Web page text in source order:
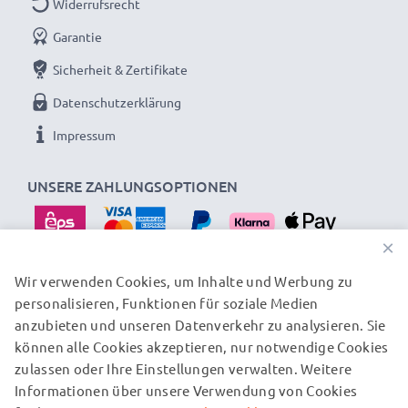
✕für Steckdosen außerhalb der EU-Norm wird ein
zusätzlicher Netzadapter benötigt
Den Akku schonend laden für eine lange Akku-
Lebensdauer: das hochwertige Aufladekabel lädt
Smartphoneladegerät / AC Power Adapter:
Ausgangsspannung / Output Volt: 5V Lader
Ausgangsstrom / Output Ampere : 1A / 1000mA
Leistung / Power Watt: 5W
Stromanschluss:Micro USB Stromstecker
Anschlusskabel:1.1m Netzkabel
UNSERE ZAHLUNGSOPTIONEN
Widerrufsrecht
Garantie
Sicherheit & Zertifikate
Datenschutzerklärung
Impressum
UNSERE VERSANDPARTNER
© subtel.at 2026
Alle Preise verstehen sich inklusive Mehrwertsteuer und
×
Wir verwenden Cookies, um Inhalte und Werbung zu
personalisieren, Funktionen für soziale Medien
anzubieten und unseren Datenverkehr zu analysieren. Sie
können alle Cookies akzeptieren, nur notwendige Cookies
zulassen oder Ihre Einstellungen verwalten. Weitere
Informationen über unsere Verwendung von Cookies